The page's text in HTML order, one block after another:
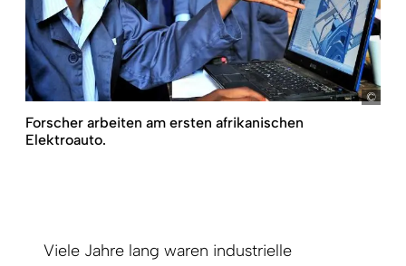
Forscher arbeiten am ersten afrikanischen
Elektroauto.
Viele Jahre lang waren industrielle